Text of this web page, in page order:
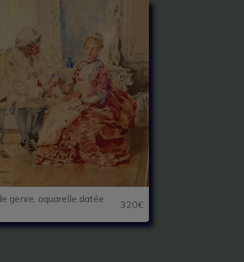
genre, aquarelle datée
320€